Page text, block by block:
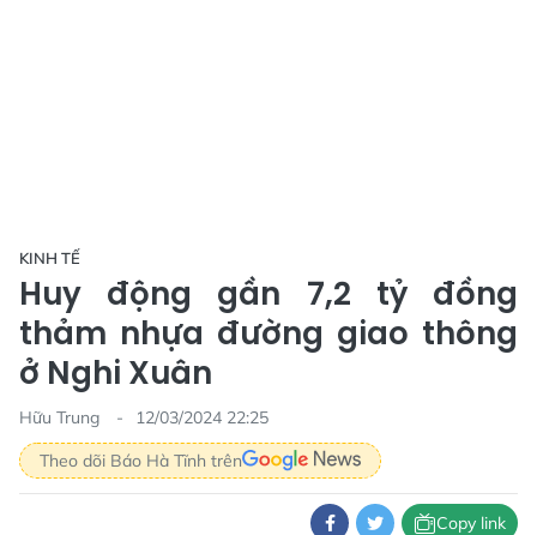
KINH TẾ
Huy động gần 7,2 tỷ đồng
thảm nhựa đường giao thông
ở Nghi Xuân
Hữu Trung
12/03/2024 22:25
Theo dõi Báo Hà Tĩnh trên
Copy link